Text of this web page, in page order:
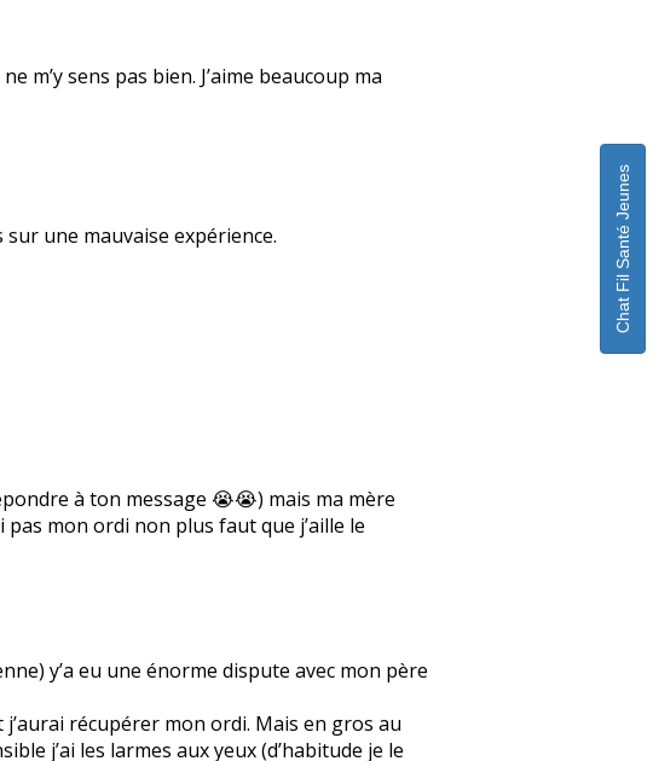
m’y sens pas bien. J’aime beaucoup ma
une mauvaise expérience.
à ton message 😭😭) mais ma mère
pas mon ordi non plus faut que j’aille le
y’a eu une énorme dispute avec mon père
récupérer mon ordi. Mais en gros au
j’ai les larmes aux yeux (d’habitude je le
Chat Fil Santé Jeunes